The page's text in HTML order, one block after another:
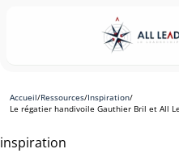
Accueil/Ressources/Inspiration/
Le régatier handivoile Gauthier Bril et All
inspiration